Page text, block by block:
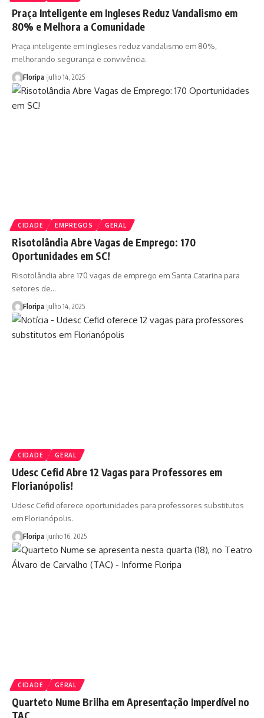
Praça Inteligente em Ingleses Reduz Vandalismo em
80% e Melhora a Comunidade
Praça inteligente em Ingleses reduz vandalismo em 80%,
melhorando segurança e convivência.
Floripa julho 14, 2025
CIDADE EMPREGOS GERAL
Risotolândia Abre Vagas de Emprego: 170
Oportunidades em SC!
Risotolândia abre 170 vagas de emprego em Santa Catarina para
setores de…
Floripa julho 14, 2025
CIDADE GERAL
Udesc Cefid Abre 12 Vagas para Professores em
Florianópolis!
Udesc Cefid oferece oportunidades para professores substitutos
em Florianópolis.
Floripa junho 16, 2025
CIDADE GERAL
Quarteto Nume Brilha em Apresentação Imperdível no